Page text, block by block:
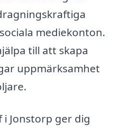
mediekonton.
till att skapa
uppmärksamhet
Jonstorp ger dig